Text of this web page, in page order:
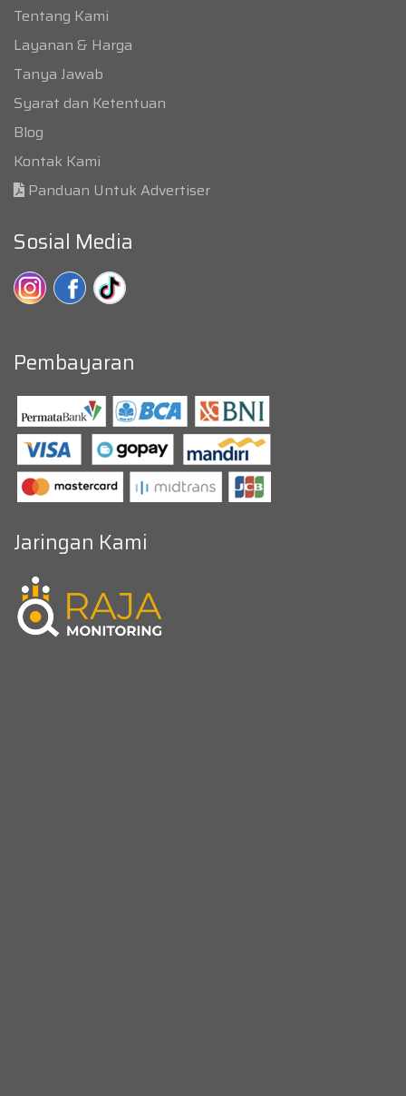
Tentang Kami
Layanan & Harga
Tanya Jawab
Syarat dan Ketentuan
Blog
Kontak Kami
Panduan Untuk Advertiser
Sosial Media
Pembayaran
Jaringan Kami